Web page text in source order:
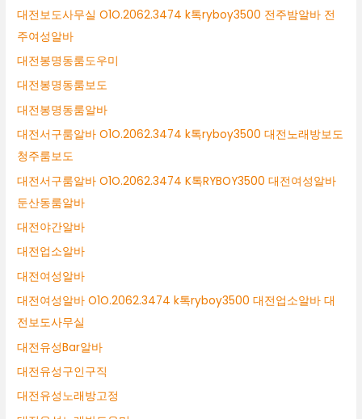
대전보도사무실 O1O.2062.3474 k톡ryboy3500 전주밤알바 전
주여성알바
대전봉명동룸도우미
대전봉명동룸보도
대전봉명동룸알바
대전서구룸알바 O1O.2062.3474 k톡ryboy3500 대전노래방보도
청주룸보도
대전서구룸알바 O1O.2062.3474 K톡RYBOY3500 대전여성알바
둔산동룸알바
대전야간알바
대전업소알바
대전여성알바
대전여성알바 O1O.2062.3474 k톡ryboy3500 대전업소알바 대
전보도사무실
대전유성Bar알바
대전유성구인구직
대전유성노래방고정